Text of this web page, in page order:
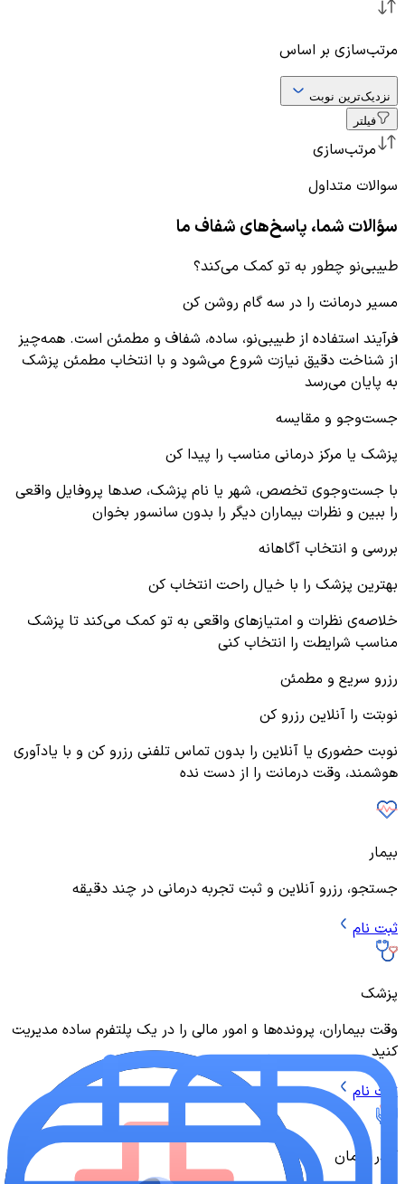
مرتب‌سازی بر اساس
نزدیک‌ترین نوبت
فیلتر
مرتب‌سازی
سوالات متداول
سؤالات شما، پاسخ‌های شفاف ما
طبیبی‌نو چطور به تو کمک می‌کند؟
مسیر درمانت را در سه گام روشن کن
فرآیند استفاده از طبیبی‌نو، ساده، شفاف و مطمئن است. همه‌چیز
از شناخت دقیق نیازت شروع می‌شود و با انتخاب مطمئن پزشک
به پایان می‌رسد
جست‌وجو و مقایسه
پزشک یا مرکز درمانی مناسب را پیدا کن
با جست‌وجوی تخصص، شهر یا نام پزشک، صدها پروفایل واقعی
را ببین و نظرات بیماران دیگر را بدون سانسور بخوان
بررسی و انتخاب آگاهانه
بهترین پزشک را با خیال راحت انتخاب کن
خلاصه‌ی نظرات و امتیازهای واقعی به تو کمک می‌کند تا پزشک
مناسب شرایطت را انتخاب کنی
رزرو سریع و مطمئن
نوبتت را آنلاین رزرو کن
نوبت حضوری یا آنلاین را بدون تماس تلفنی رزرو کن و با یادآوری
هوشمند، وقت درمانت را از دست نده
بیمار
جستجو، رزرو آنلاین و ثبت تجربه درمانی در چند دقیقه
ثبت نام
پزشک
وقت بیماران، پرونده‌ها و امور مالی را در یک پلتفرم ساده مدیریت
کنید
ثبت نام
کادر درمان